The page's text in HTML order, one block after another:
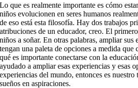
Lo que es realmente importante es cómo
niños evolucionen en seres humanos
de eso está esta filosofía. Hay dos trabajos
atribuciones de un educador, creo. El
niños a soñar. En otras palabras, ampliar sus
tengan una paleta de opciones a medida que
qué es importante conectarse con la
ayudado a ampliar esas experiencias y esas
experiencias del mundo, entonces es
sueños en aspiraciones.